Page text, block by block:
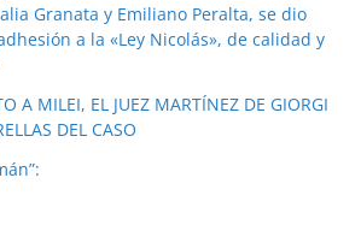
Granata y Emiliano Peralta, se dio
a la «Ley Nicolás», de calidad y
A MILEI, EL JUEZ MARTÍNEZ DE GIORGI
DEL CASO